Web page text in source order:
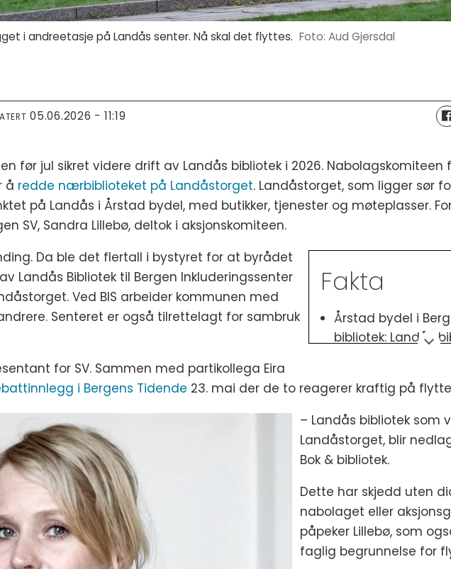
i andreetasje på Landås senter. Nå skal det flyttes. Aud Gjersdal
05.06.2026 - 11:19
før jul sikret videre drift av Landås bibliotek i 2026. Nabolagskomiteen
å redde nærbiblioteket på Landåstorget. Landåstorget, som ligger sør
på Landås i Årstad bydel, med butikker, tjenester og møteplasser.
SV, Sandra Lillebø, deltok i aksjonskomiteen.
Fakta
Årstad bydel i
bibliotek: Landås
fellesbibliotek.
Bergen byråds
for 2026 inneholdt
videre drift av
Forslaget utløste
nabolaget
, som
beholde
og bystyret sikret
å bevilge nye
Da ble det flertall i bystyret for at byrådet
Landås Bibliotek til Bergen Inkluderingssenter
Ved BIS arbeider kommunen med
Senteret er også tilrettelagt for sambruk
for SV. Sammen med partikollega Eira
i Bergens Tidende 23. mai der de to reagerer kraftig på
– Landås bibliotek som
Landåstorget, blir
Bok & bibliotek.
Dette har skjedd uten
nabolaget eller
påpeker Lillebø, som
faglig begrunnelse for